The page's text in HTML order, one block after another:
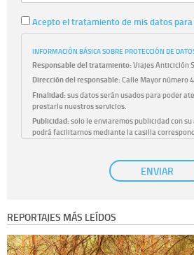
Acepto el tratamiento de mis datos
INFORMACIÓN BÁSICA SOBRE PROTECCIÓN DE
Responsable del tratamiento:Viajes Anticiclón
Dirección del responsable:Calle Mayor número
Finalidad:sus datos serán usados para poder
prestarle nuestros servicios.
Publicidad:solo le enviaremos publicidad con
podrá facilitarnos mediante la casilla
únicamente trataremos sus datos
previo, que podrá facilitarnos mediante la
información que le pedimos. No se comunicarán
Derechos:tiene derecho a saber qué
corregirla y eliminarla, tal y como se explica en
ENVIAR
REPORTAJES MÁS LEÍDOS